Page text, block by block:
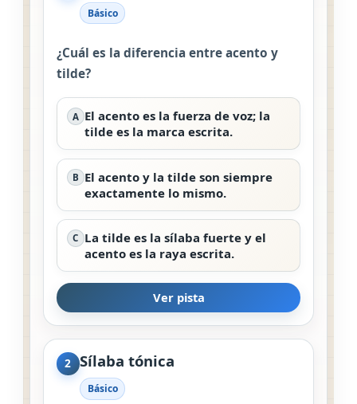
Básico
¿Cuál es la diferencia entre acento y
tilde?
A El acento es la fuerza de voz; la
tilde es la marca escrita.
B El acento y la tilde son siempre
exactamente lo mismo.
C La tilde es la sílaba fuerte y el
acento es la raya escrita.
Ver pista
2 Sílaba tónica
Básico